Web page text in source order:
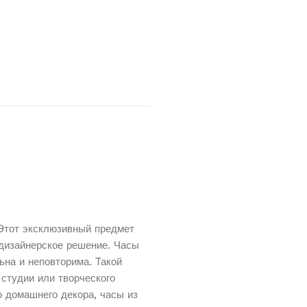
эксклюзивный предмет
решение. Часы
и неповторима. Такой
или творческого
домашнего декора, часы из